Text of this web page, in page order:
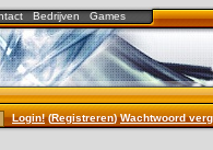
Bedrijven Games
Login!(Registreren)Wachtwoord